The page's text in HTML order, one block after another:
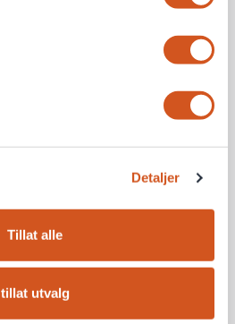
Detaljer
Tillat alle
tillat utvalg
Med Visir og Airslide
1 698 kr
1 på lager
Flere farger